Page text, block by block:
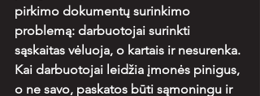
pirkimo dokumentų surinkimo
problemą: darbuotojai surinkti
sąskaitas vėluoja, o kartais ir nesurenka.
Kai darbuotojai leidžia įmonės pinigus,
o ne savo, paskatos būti sąmoningu ir